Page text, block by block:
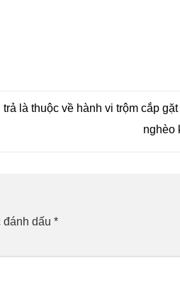
là thuộc về hành vi trộm cắp
nghèo
dấu *